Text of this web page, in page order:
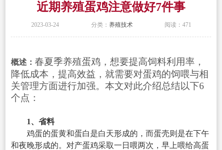
近期养殖蛋鸡注意做好7件事
2023-03-24 分类： 养殖技术 阅读：471
概述： 春夏季养殖蛋鸡，想要提高饲料利用率，
降低成本，提高效益，就需要对蛋鸡的饲喂与相
关管理方面进行加强。本文对此介绍总结以下6
个点：
1、省料
鸡蛋的蛋黄和蛋白是白天形成的，而蛋壳则是在下午
和夜晚形成的。对产蛋鸡采取一日喂两次，早上喂给高蛋